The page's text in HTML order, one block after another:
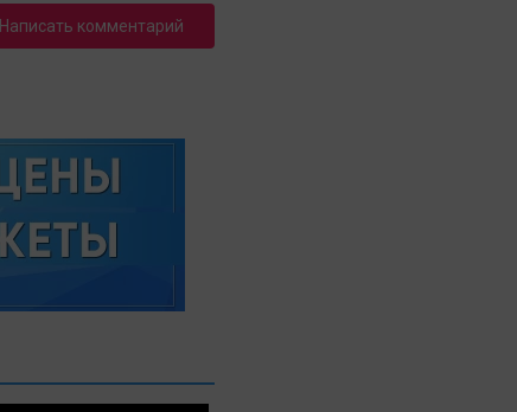
Написать комментарий